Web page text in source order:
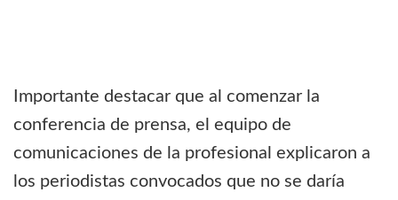
Importante destacar que al comenzar la
conferencia de prensa, el equipo de
comunicaciones de la profesional explicaron a
los periodistas convocados que no se daría